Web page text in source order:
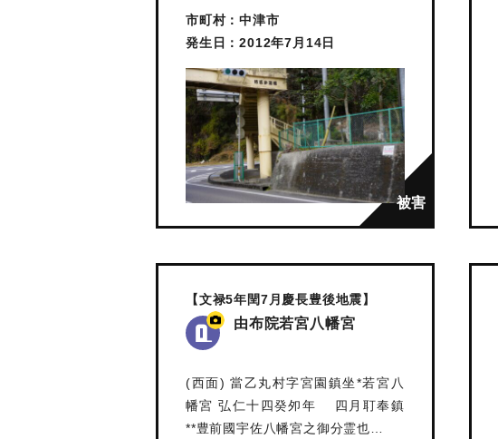
市町村：中津市
発生日：2012年7月14日
【文禄5年閏7月慶長豊後地震】
由布院若宮八幡宮
(西面) 當乙丸村字宮園鎮坐*若宮八
幡宮 弘仁十四癸夘年 四月耵奉鎮
**豊前國宇佐八幡宮之御分霊也…